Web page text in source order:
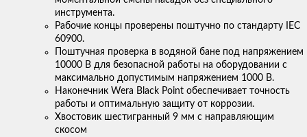
инструмента.
Рабочие концы проверены поштучно по стандарту IEC
60900.
Поштучная проверка в водяной бане под напряжением
10000 В для безопасной работы на оборудовании с
максимально допустимым напряжением 1000 В.
Наконечник Wera Black Point обеспечивает точность
работы и оптимальную защиту от коррозии.
Хвостовик шестигранный 9 мм с направляющим
скосом